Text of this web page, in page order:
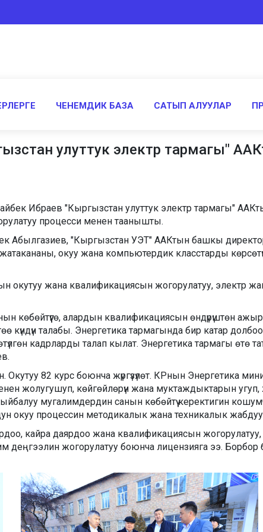
ЧЕНЕМДИК БАЗА САТЫП АЛУУЛАР
улуттук электр тармагы"
Ибраев "Кыргызстан улуттук электр тармагы"
процесси менен таанышты.
Абылгазиев, "Кыргызстан УЭТ" ААКтын башкы
окуу жана компьютердик класстарды
окутуу жана квалификациясын жогорулатуу, электр
көбөйтүүгө, алардын квалификациясын өндүрүштөн
күндүн талабы. Энергетика тармагында бир катар
кадрларды талап кылат. Энергетика тармагы өтө
82 курс боюнча жүргүзүлөт. КРнын Энергетика
жолугушуп, көйгөйлөрүн жана муктаждыктарын
мугалимдердин санын көбөйтүү керектигин
окуу процессин методикалык жана техникалык жабдуу
кайра даярдоо жана квалификациясын
деңгээлин жогорулатуу боюнча лицензияга ээ.